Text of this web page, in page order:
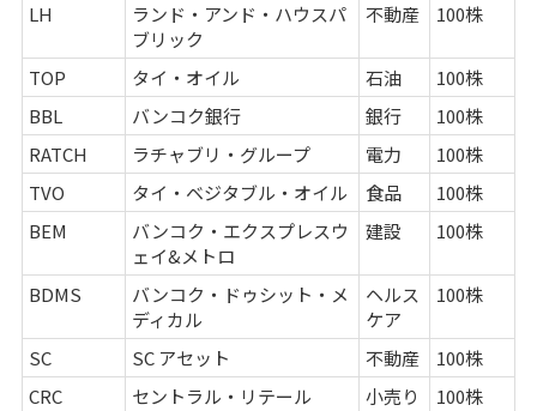
LH
ランド・アンド・ハウスパ
ブリック
不動産 100株
TOP タイ・オイル 石油
100株
BBL
バンコク銀行 銀行
100株
RATCH
ラチャブリ・グループ 電力
100株
TVO
タイ・ベジタブル・オイル 食品
100株
BEM
バンコク・エクスプレスウ
ェイ&メトロ
建設 100株
BDMS
バンコク・ドゥシット・メ
ディカル
ヘルス
ケア
100株
SC SC アセット 不動産
100株
CRC
セントラル・リテール 小売り
100株